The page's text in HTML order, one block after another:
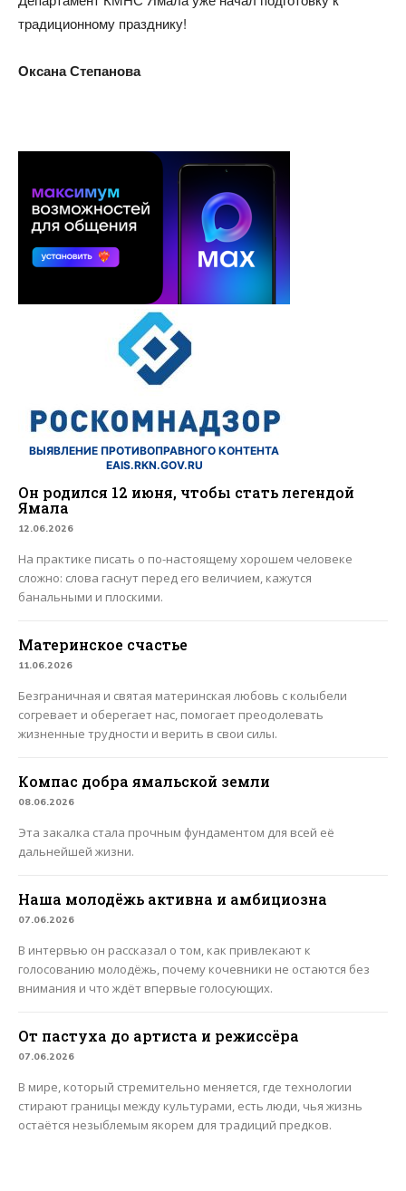
традиционному празднику!
Оксана Степанова
ВЫЯВЛЕНИЕ ПРОТИВОПРАВНОГО КОНТЕНТА
EAIS.RKN.GOV.RU
Он родился 12 июня, чтобы стать легендой
Ямала
12.06.2026
На практике писать о по-настоящему хорошем человеке
сложно: слова гаснут перед его величием, кажутся
банальными и плоскими.
Материнское счастье
11.06.2026
Безграничная и святая материнская любовь с колыбели
согревает и оберегает нас, помогает преодолевать
жизненные трудности и верить в свои силы.
Компас добра ямальской земли
08.06.2026
Эта закалка стала прочным фундаментом для всей её
дальнейшей жизни.
Наша молодёжь активна и амбициозна
07.06.2026
В интервью он рассказал о том, как привлекают к
голосованию молодёжь, почему кочевники не остаются без
внимания и что ждёт впервые голосующих.
От пастуха до артиста и режиссёра
07.06.2026
В мире, который стремительно меняется, где технологии
стирают границы между культурами, есть люди, чья жизнь
остаётся незыблемым якорем для традиций предков.